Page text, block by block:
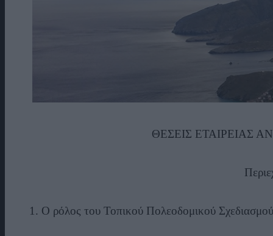
ΘΕΣΕΙΣ ΕΤΑΙΡΕΙΑΣ
1. Ο ρόλος του Τοπικού Πολεοδομικού